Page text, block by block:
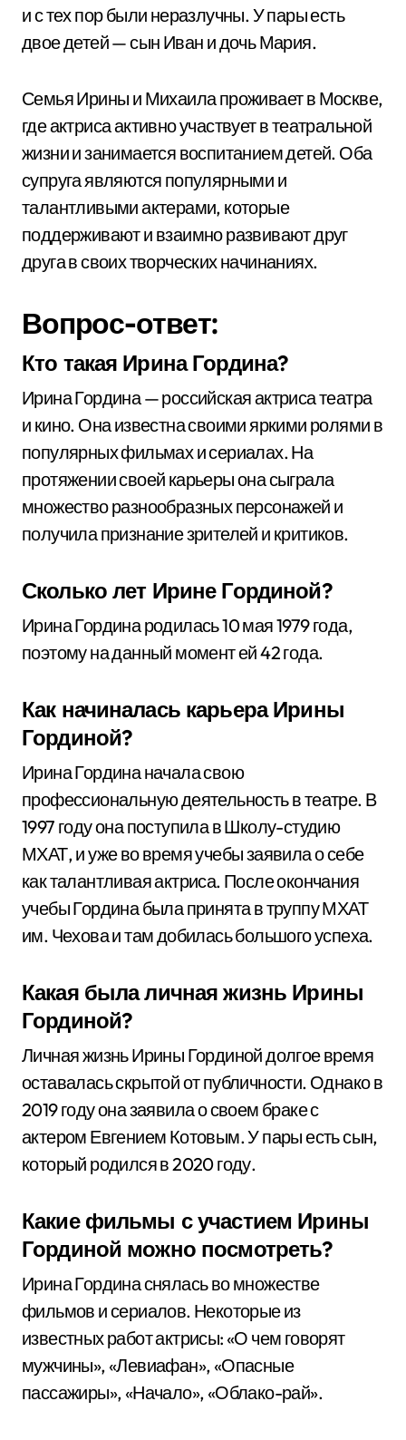
и с тех пор были неразлучны. У пары есть
двое детей — сын Иван и дочь Мария.
Семья Ирины и Михаила проживает в Москве,
где актриса активно участвует в театральной
жизни и занимается воспитанием детей. Оба
супруга являются популярными и
талантливыми актерами, которые
поддерживают и взаимно развивают друг
друга в своих творческих начинаниях.
Вопрос-ответ:
Кто такая Ирина Гордина?
Ирина Гордина — российская актриса театра
и кино. Она известна своими яркими ролями в
популярных фильмах и сериалах. На
протяжении своей карьеры она сыграла
множество разнообразных персонажей и
получила признание зрителей и критиков.
Сколько лет Ирине Гординой?
Ирина Гордина родилась 10 мая 1979 года,
поэтому на данный момент ей 42 года.
Как начиналась карьера Ирины
Гординой?
Ирина Гордина начала свою
профессиональную деятельность в театре. В
1997 году она поступила в Школу-студию
МХАТ, и уже во время учебы заявила о себе
как талантливая актриса. После окончания
учебы Гордина была принята в труппу МХАТ
им. Чехова и там добилась большого успеха.
Какая была личная жизнь Ирины
Гординой?
Личная жизнь Ирины Гординой долгое время
оставалась скрытой от публичности. Однако в
2019 году она заявила о своем браке с
актером Евгением Котовым. У пары есть сын,
который родился в 2020 году.
Какие фильмы с участием Ирины
Гординой можно посмотреть?
Ирина Гордина снялась во множестве
фильмов и сериалов. Некоторые из
известных работ актрисы: «О чем говорят
мужчины», «Левиафан», «Опасные
пассажиры», «Начало», «Облако-рай».